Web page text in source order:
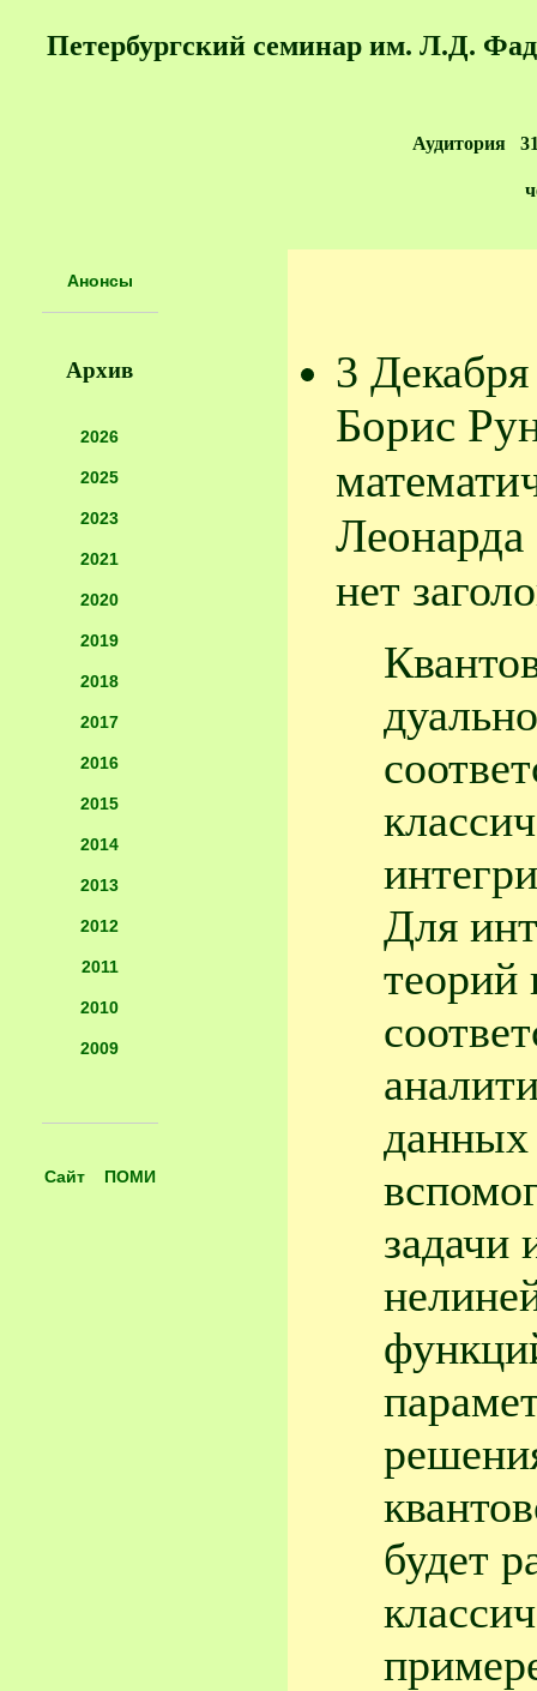
Петербургский семинар им. Л.Д.
Аудитория
Анонсы
Архив
2026
2025
2023
2021
2020
2019
2018
2017
2016
2015
2014
2013
2012
2011
2010
2009
Сайт ПОМИ
3 Декабря
Борис
нет
Для
теорий
данных
задачи
будет